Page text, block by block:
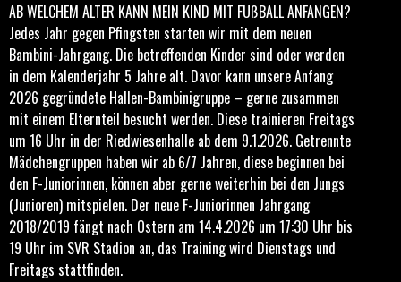
AB WELCHEM ALTER KANN MEIN KIND MIT FUßBALL ANFANGEN?
Jedes Jahr gegen Pfingsten starten wir mit dem neuen
Bambini-Jahrgang. Die betreffenden Kinder sind oder werden
in dem Kalenderjahr 5 Jahre alt. Davor kann unsere Anfang
2026 gegründete Hallen-Bambinigruppe – gerne zusammen
mit einem Elternteil besucht werden. Diese trainieren Freitags
um 16 Uhr in der Riedwiesenhalle ab dem 9.1.2026. Getrennte
Mädchengruppen haben wir ab 6/7 Jahren, diese beginnen bei
den F-Juniorinnen, können aber gerne weiterhin bei den Jungs
(Junioren) mitspielen. Der neue F-Juniorinnen Jahrgang
2018/2019 fängt nach Ostern am 14.4.2026 um 17:30 Uhr bis
19 Uhr im SVR Stadion an, das Training wird Dienstags und
Freitags stattfinden.